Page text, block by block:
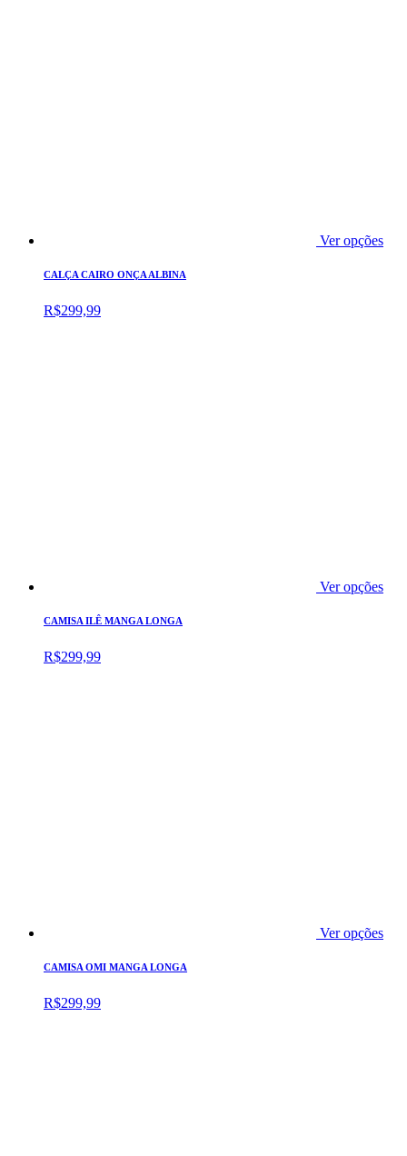
Ver opções
CALÇA CAIRO ONÇA ALBINA
R$299,99
Ver opções
CAMISA ILÊ MANGA LONGA
R$299,99
Ver opções
CAMISA OMI MANGA LONGA
R$299,99